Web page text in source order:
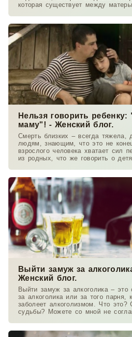
которая существует между
Нельзя говорить ребенку:
маму"! - Женский блог.
Смерть близких – всегда
людям, знающим, что это не
взрослого человека хватает сил
из родных, что же говорить о
Выйти замуж за
Женский блог.
Выйти замуж за алкоголика –
за алкоголика или за того парня,
заболеет алкоголизмом. Что это?
судьбы? Можете со мной не